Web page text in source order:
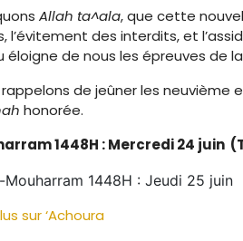
Allah ta^ala, que cette
l’évitement des interdits, et
éloigne de nous les épreuves de
de jeûner les neuvième
honorée.
1448H : Mercredi 24 juin
Mouharram 1448H : Jeudi 25 juin
sur ‘Achoura